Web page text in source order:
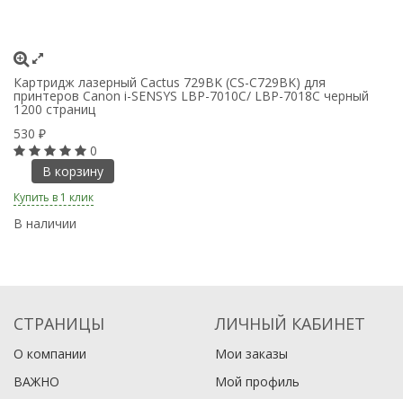
Картридж лазерный Cactus 729BK (CS-C729BK) для
принтеров Canon i-SENSYS LBP-7010C/ LBP-7018C черный
1200 страниц
530 ₽
0
В корзину
Купить в 1 клик
В наличии
СТРАНИЦЫ
О компании
ВАЖНО
ЛИЧНЫЙ КАБИНЕТ
Мои заказы
Мой профиль